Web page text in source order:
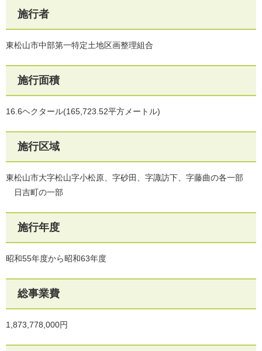
施行者
東松山市中部第一特定土地区画整理組合
施行面積
16.6ヘクタール(165,723.52平方メートル)
施行区域
東松山市大字松山字小松原、字砂田、字諏訪下、字藤曲の各一部
日吉町の一部
施行年度
昭和55年度から昭和63年度
総事業費
1,873,778,000円